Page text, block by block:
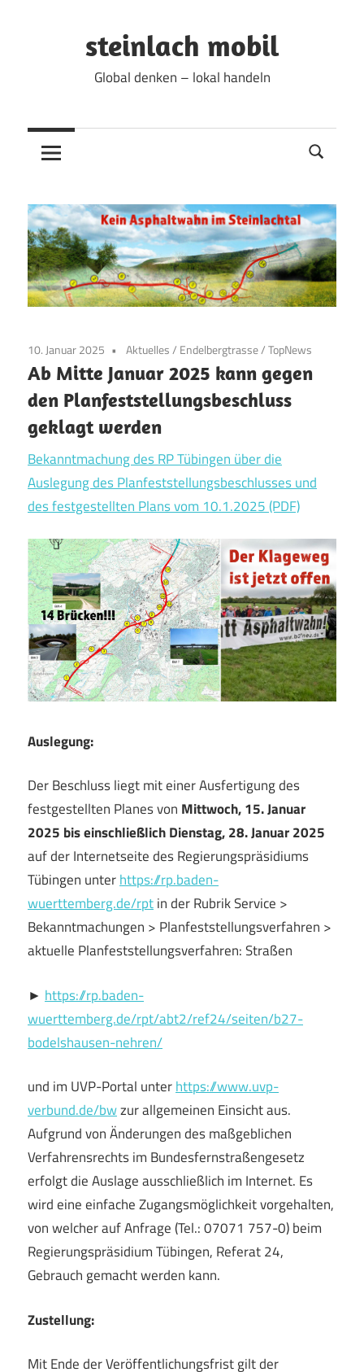
steinlach mobil
Global denken – lokal handeln
10. Januar 2025 Aktuelles/ Endelbergtrasse/TopNews
Ab Mitte Januar 2025 kann gegen
den Plan­fest­stellungs­be­schluss
geklagt werden
Bekanntmachung des RP Tübingen über die
Auslegung des Planfeststellungsbeschlusses und
des festgestellten Plans vom 10.1.2025 (PDF)
Auslegung:
Der Beschluss liegt mit einer Ausfertigung des
festgestellten Planes von Mittwoch, 15. Januar
2025 bis einschließlich Dienstag, 28. Januar 2025
auf der Internetseite des Regierungspräsidiums
Tübingen unterhttps://rp.baden-
wuerttemberg.de/rptin der Rubrik Service >
Bekanntmachungen > Planfeststellungsverfahren >
aktuelle Planfeststellungsverfahren: Straßen
► https://rp.baden-
wuerttemberg.de/rpt/abt2/ref24/seiten/b27-
bodelshausen-nehren/
und im UVP-Portal unterhttps://www.uvp-
verbund.de/bwzur allgemeinen Einsicht aus.
Aufgrund von Änderungen des maßgeblichen
Verfahrensrechts im Bundesfernstraßengesetz
erfolgt die Auslage ausschließlich im Internet. Es
wird eine einfache Zugangsmöglichkeit vorgehalten,
von welcher auf Anfrage (Tel.: 07071 757-0) beim
Regierungspräsidium Tübingen, Referat 24,
Gebrauch gemacht werden kann.
Zustellung:
Mit Ende der Veröffentlichungsfrist gilt der